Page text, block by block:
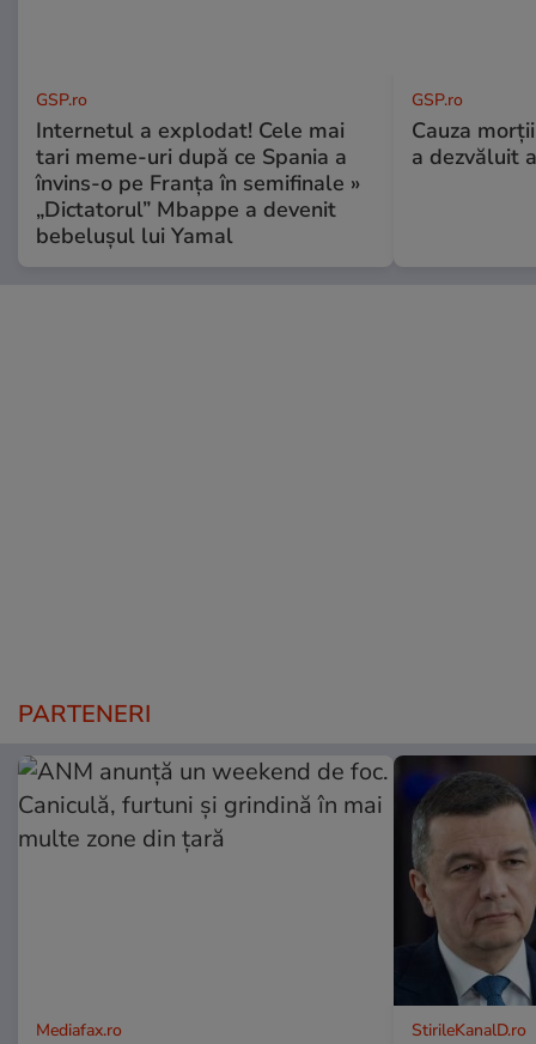
GSP.ro
Internetul a explodat! Cele mai
tari meme-uri după ce Spania a
învins-o pe Franța în semifinale »
„Dictatorul” Mbappe a devenit
bebelușul lui Yamal
GSP.ro
Cauza
a dezvăluit
PARTENERI
Mediafax.ro StirileKanalD.ro